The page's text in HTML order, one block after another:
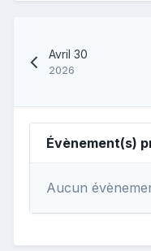
Avril 30
2026
Évènement(s)
Aucun